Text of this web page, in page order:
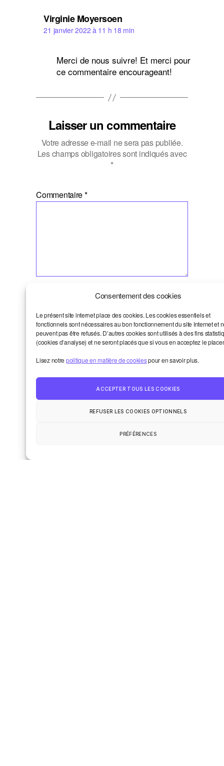
Consentement des cookies
Le présent site internet place des cookies. Les cookies essentiels et
fonctionnels sont nécessaires au bon fonctionnement du site Internet et
peuvent pas être refusés. D’autres cookies sont utilisés à des fins
(cookies d’analyse) et ne seront placés que si vous en acceptez le
Lisez notre politique en matière de cookiespour en savoir plus.
ACCEPTER TOUS LES COOKIES
REFUSER LES COOKIES OPTIONNELS
PRÉFÉRENCES
Virginie Moyersoendit :
21 janvier 2022 à 11 h 18 min
Merci de nous suivre! Et merci pour
ce commentaire encourageant!
Laisser un commentaire
Votre adresse e-mail ne sera pas publiée.
Les champs obligatoires sont indiqués avec
*
Commentaire*
E-mail*